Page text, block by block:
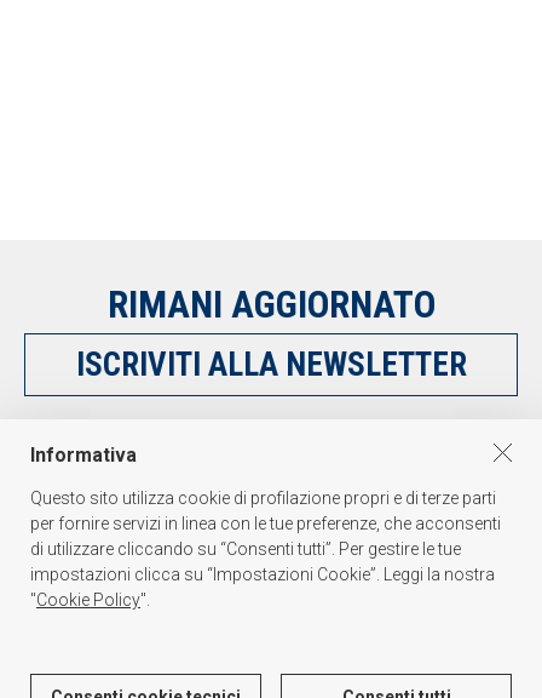
RIMANI AGGIORNATO
ISCRIVITI ALLA NEWSLETTER
Via dell'Oreficeria 31, 36100 Vicenza Italy - Tel. +39 0444 341847 - P.I./C.F.
Informativa
Questo sito utilizza cookie di profilazione propri e di terze parti
per fornire servizi in linea con le tue preferenze, che acconsenti
di utilizzare cliccando su “Consenti tutti”. Per gestire le tue
impostazioni clicca su “Impostazioni Cookie”. Leggi la nostra
"Cookie Policy".